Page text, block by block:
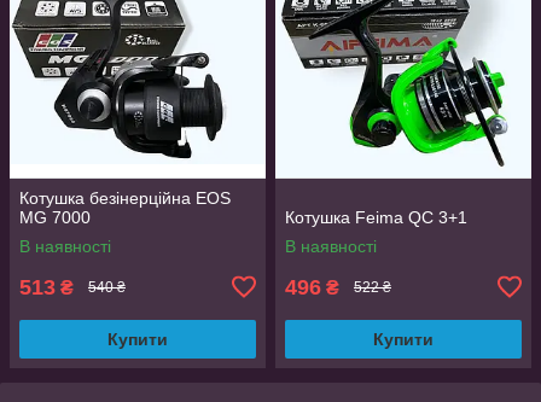
Котушка безінерційна EOS
MG 7000
В наявності
513 ₴ 540 ₴
Купити
Котушка Feima QC 3+1
В наявності
496 ₴ 522 ₴
Купити